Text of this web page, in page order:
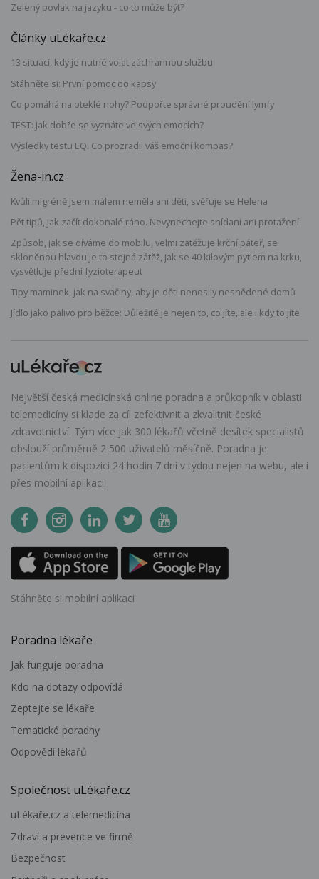
Zelený povlak na jazyku - co to může být?
Články uLékaře.cz
13 situací, kdy je nutné volat záchrannou službu
Stáhněte si: První pomoc do kapsy
Co pomáhá na oteklé nohy? Podpořte správné proudění lymfy
TEST: Jak dobře se vyznáte ve svých emocích?
Výsledky testu EQ: Co prozradil váš emoční kompas?
Žena-in.cz
Kvůli migréně jsem málem neměla ani děti, svěřuje se Helena
Pět tipů, jak začít dokonalé ráno. Nevynechejte snídani ani protažení
Způsob, jak se díváme do mobilu, velmi zatěžuje krční páteř, se
skloněnou hlavou je to stejná zátěž, jak se 40 kilovým pytlem na krku,
vysvětluje přední fyzioterapeut
Tipy maminek, jak na svačiny, aby je děti nenosily nesnědené domů
Jídlo jako palivo pro běžce: Důležité je nejen to, co jíte, ale i kdy to jíte
Největší česká medicínská online poradna a průkopník v oblasti
telemedicíny si klade za cíl zefektivnit a zkvalitnit české
zdravotnictví. Tým více jak 300 lékařů včetně desítek specialistů
obslouží průměrně 2 500 uživatelů měsíčně. Poradna je
pacientům k dispozici 24 hodin 7 dní v týdnu nejen na webu, ale i
přes mobilní aplikaci.
Stáhněte si mobilní aplikaci
Poradna lékaře
Jak funguje poradna
Kdo na dotazy odpovídá
Zeptejte se lékaře
Tematické poradny
Odpovědi lékařů
Společnost uLékaře.cz
uLékaře.cz a telemedicína
Zdraví a prevence ve firmě
Bezpečnost